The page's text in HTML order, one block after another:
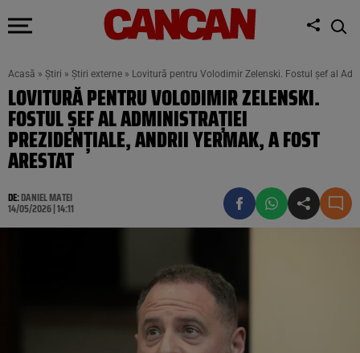
Acasă » Știri » Știri externe » Lovitură pentru Volodimir Zelenski. Fostul șef al
LOVITURĂ PENTRU VOLODIMIR ZELENSKI.
FOSTUL ȘEF AL ADMINISTRAȚIEI
PREZIDENȚIALE, ANDRII YERMAK, A FOST
ARESTAT
DE:DANIEL MATEI
14/05/2026 | 14:11